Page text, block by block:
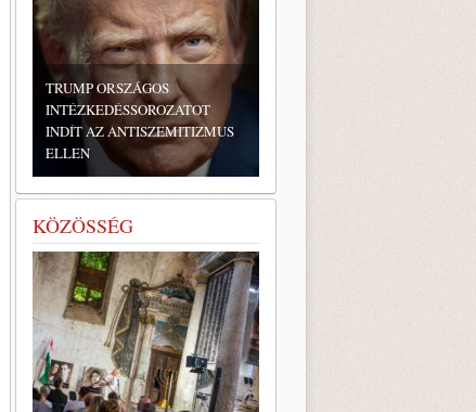
TRUMP ORSZÁGOS
INTÉZKEDÉSSOROZATOT
INDÍT AZ ANTISZEMITIZMUS
ELLEN
KÖZÖSSÉG
ZSIDÓ GASZTRONÓMIAI